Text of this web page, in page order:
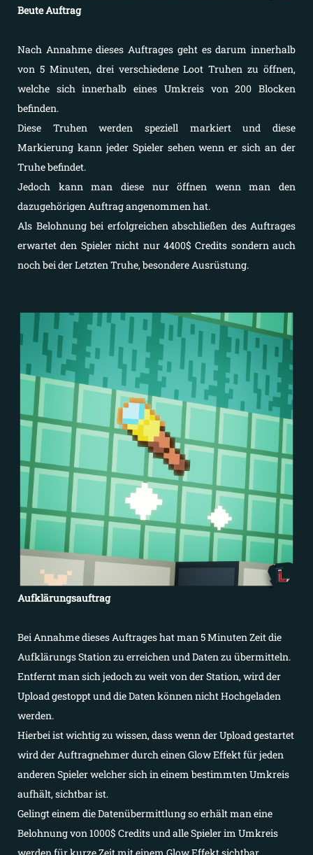
Beute Auftrag
Nach Annahme dieses Auftrages geht es darum innerhalb
von 5 Minuten, drei verschiedene Loot Truhen zu öffnen,
welche sich innerhalb eines Umkreis von 200 Blocken
befinden.
Diese Truhen werden speziell markiert und diese
Markierung kann jeder Spieler sehen wenn er sich an der
Truhe befindet.
Jedoch kann man diese nur öffnen wenn man den
dazugehörigen Auftrag angenommen hat.
Als Belohnung bei erfolgreichen abschließen des Auftrages
erwartet den Spieler nicht nur 4400$ Credits sondern auch
noch bei der Letzten Truhe, besondere Ausrüstung.
Aufklärungsauftrag
Bei Annahme dieses Auftrages hat man 5 Minuten Zeit die
Aufklärungs Station zu erreichen und Daten zu übermitteln.
Entfernt man sich jedoch zu weit von der Station, wird der
Upload gestoppt und die Daten können nicht Hochgeladen
werden.
Hierbei ist wichtig zu wissen, dass wenn der Upload gestartet
wird der Auftragnehmer durch einen Glow Effekt für jeden
anderen Spieler welcher sich in einem bestimmten Umkreis
aufhält, sichtbar ist.
Gelingt einem die Datenübermittlung so erhält man eine
Belohnung von 1000$ Credits und alle Spieler im Umkreis